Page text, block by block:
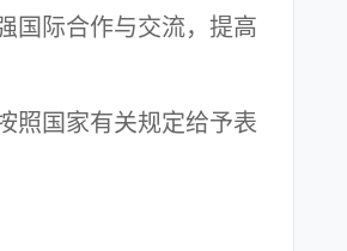
国际合作与交流，提高
国家有关规定给予表